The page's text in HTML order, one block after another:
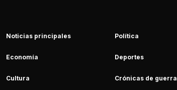
Noticias principales Política
Economía Deportes
Cultura Crónicas de guerra